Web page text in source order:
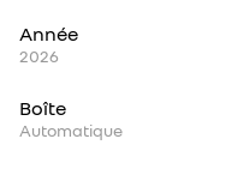
Année
2026
Boîte
Automatique